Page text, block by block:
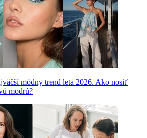
módny trend leta 2026. Ako nosiť
modrú?